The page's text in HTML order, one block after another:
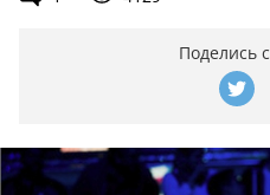
Поделись